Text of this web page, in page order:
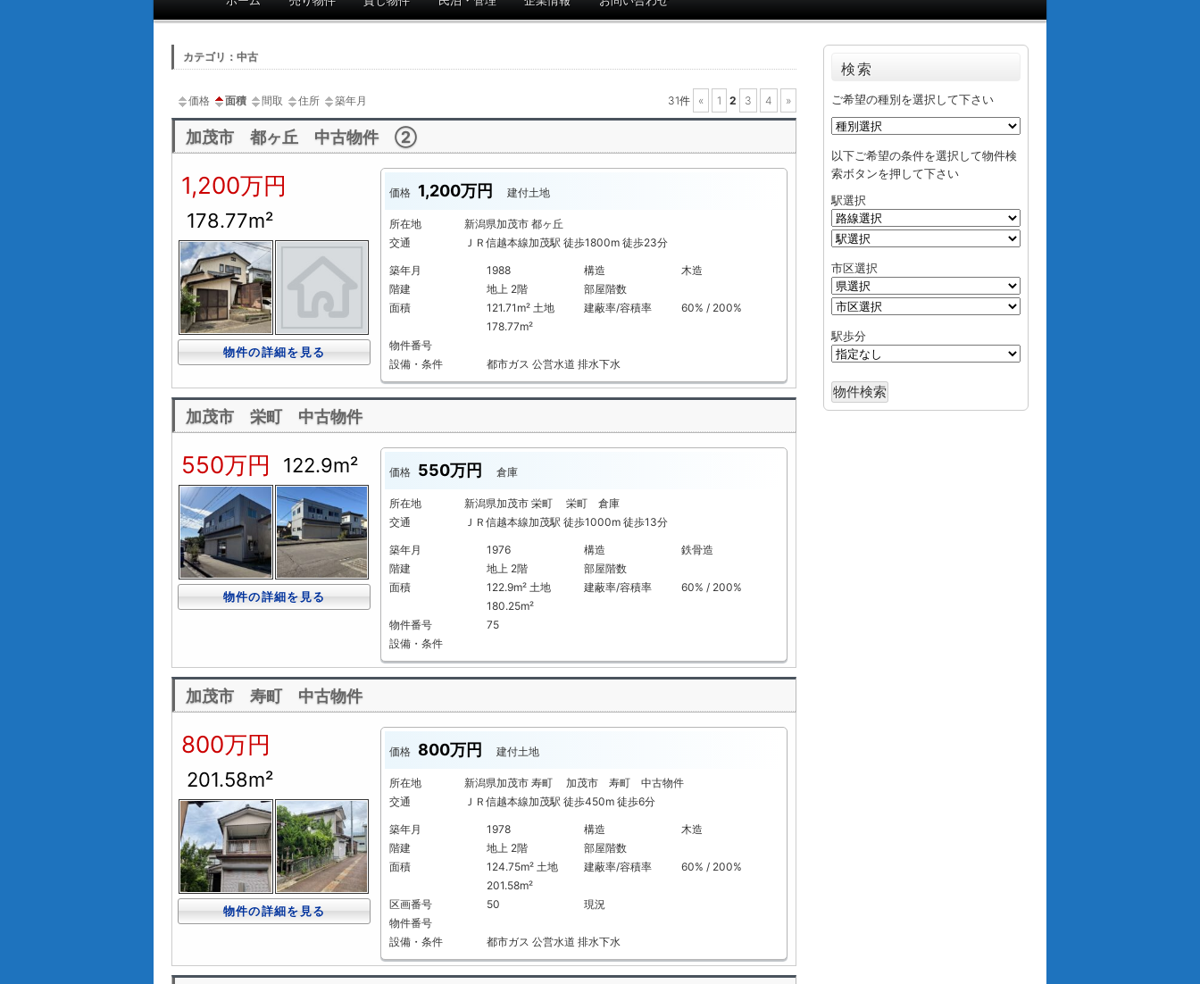
イ
カテゴリ：中古
価格 面積 間取 住所 築年月 31件 « 1 2 3 4 »
加茂市 都ヶ丘 中古物件 ②
1,200万円
178.77m²
物件の詳細を見る
価格 1,200万円 建付土地
所在地
新潟県加茂市 都ヶ丘
交通
ＪＲ信越本線加茂駅 徒歩1800m 徒歩23分
築年月 1988 構造
木造
階建
地上 2階
部屋階数
面積
121.71m² 土地
178.77m²
建蔽率/容積率 60% / 200%
物件番号
設備・条件
都市ガス 公営水道 排水下水
加茂市 栄町 中古物件
550万円 122.9m²
物件の詳細を見る
価格 550万円 倉庫
所在地
新潟県加茂市 栄町 栄町 倉庫
交通
ＪＲ信越本線加茂駅 徒歩1000m 徒歩13分
築年月 1976 構造
鉄骨造
階建
地上 2階
部屋階数
面積
122.9m² 土地
180.25m²
建蔽率/容積率 60% / 200%
物件番号
75
設備・条件
加茂市 寿町 中古物件
800万円
201.58m²
物件の詳細を見る
価格 800万円 建付土地
所在地
新潟県加茂市 寿町 加茂市 寿町 中古物件
交通
ＪＲ信越本線加茂駅 徒歩450m 徒歩6分
築年月 1978 構造
木造
階建
地上 2階
部屋階数
面積
124.75m² 土地
201.58m²
建蔽率/容積率 60% / 200%
区画番号 50
現況
物件番号
設備・条件
都市ガス 公営水道 排水下水
検索
ご希望の種別を選択して下さい
以下ご希望の条件を選択して物件検
索ボタンを押して下さい
駅選択
市区選択
駅歩分